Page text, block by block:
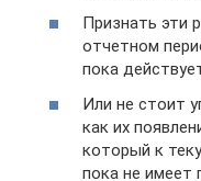
Признать эти
отчетном
пока
Или не стоит
как их
который к
пока не имеет